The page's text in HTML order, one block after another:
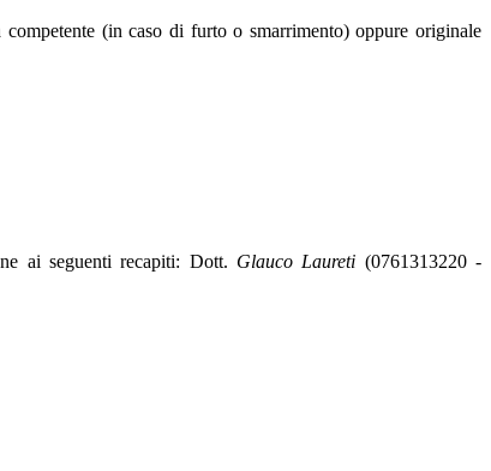
(in caso di furto o smarrimento) oppure originale
ai seguenti recapiti: Dott. Glauco Laureti (0761313220 -